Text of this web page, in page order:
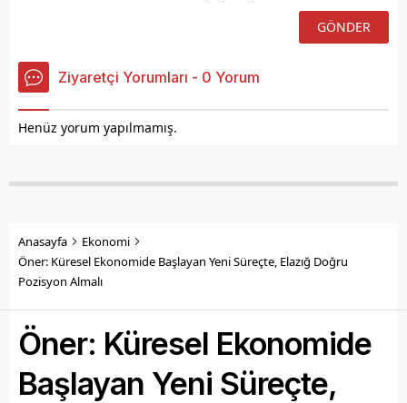
Ziyaretçi Yorumları - 0 Yorum
Henüz yorum yapılmamış.
Anasayfa
Ekonomi
Öner: Küresel Ekonomide Başlayan Yeni Süreçte, Elazığ Doğru
Pozisyon Almalı
Öner: Küresel Ekonomide
Başlayan Yeni Süreçte,